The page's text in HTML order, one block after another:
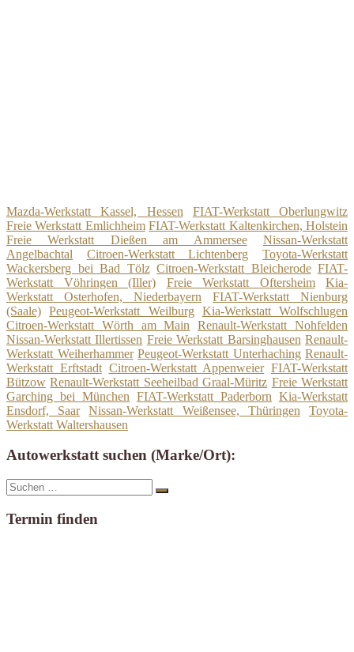
Mazda-Werkstatt Kassel, Hessen
FIAT-Werkstatt Oberlungwitz
Freie Werkstatt Emlichheim FIAT-Werkstatt Kaltenkirchen, Holstein
Freie Werkstatt Dießen am Ammersee
Nissan-Werkstatt
Angelbachtal
Citroen-Werkstatt Lichtenberg
Toyota-Werkstatt
Wackersberg bei Bad Tölz Citroen-Werkstatt Bleicherode FIAT-
Werkstatt Vöhringen (Iller)
Freie Werkstatt Oftersheim
Kia-
Werkstatt Osterhofen, Niederbayern
FIAT-Werkstatt Nienburg
(Saale)
Peugeot-Werkstatt Weilburg
Kia-Werkstatt Wolfschlugen
Citroen-Werkstatt Wörth am Main
Renault-Werkstatt Nohfelden
Nissan-Werkstatt Illertissen Freie Werkstatt Barsinghausen Renault-
Werkstatt Weiherhammer Peugeot-Werkstatt Unterhaching Renault-
Werkstatt Erftstadt Citroen-Werkstatt Appenweier FIAT-Werkstatt
Bützow Renault-Werkstatt Seeheilbad Graal-Müritz Freie Werkstatt
Garching bei München FIAT-Werkstatt Paderborn Kia-Werkstatt
Ensdorf, Saar
Nissan-Werkstatt Weißensee, Thüringen
Toyota-
Werkstatt Waltershausen
Autowerkstatt suchen (Marke/Ort):
Suche
nach:
Suchen
Termin finden